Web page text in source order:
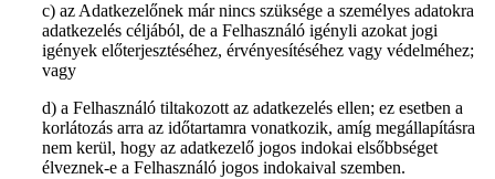
c) az Adatkezelőnek már nincs szüksége a személyes adatokra
adatkezelés céljából, de a Felhasználó igényli azokat jogi
igények előterjesztéséhez, érvényesítéséhez vagy védelméhez;
vagy
d) a Felhasználó tiltakozott az adatkezelés ellen; ez esetben a
korlátozás arra az időtartamra vonatkozik, amíg megállapításra
nem kerül, hogy az adatkezelő jogos indokai elsőbbséget
élveznek-e a Felhasználó jogos indokaival szemben.